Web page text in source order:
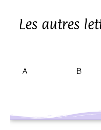
Les autres
A B